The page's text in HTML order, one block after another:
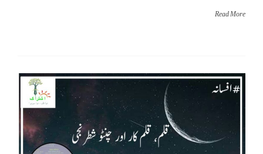
Read More